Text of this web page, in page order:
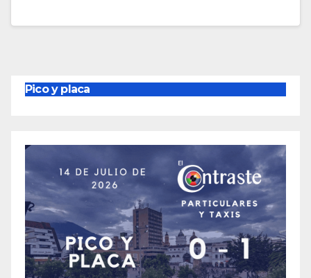
Pico y placa